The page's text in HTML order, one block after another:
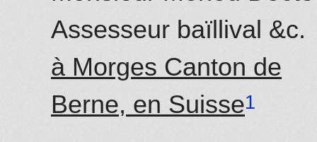
Assesseur baïllival &c.
à Morges Canton de
Berne, en Suisse